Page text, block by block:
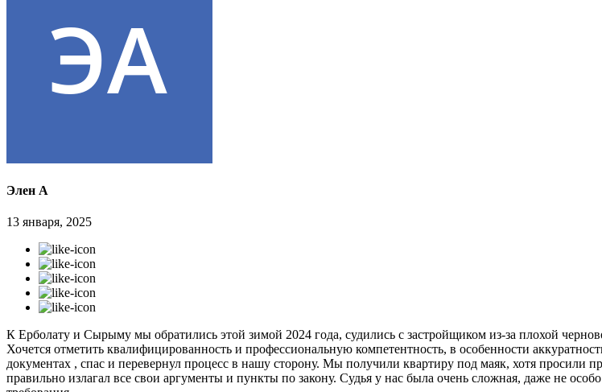
Элен А
13 января, 2025
К Ерболату и Сырыму мы обратились этой зимой 2024 года, судились с застройщиком из-за плохой
Хочется отметить квалифицированность и профессиональную компетентность, в особенности
документах , спас и перевернул процесс в нашу сторону. Мы получили квартиру под маяк, хотя
правильно излагал все свои аргументы и пункты по закону. Судья у нас была очень сложная, даже не